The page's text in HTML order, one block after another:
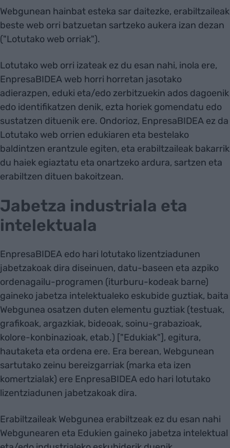
Webgunean hainbat esteka sar daitezke, erabiltzaileak
beste web orri batzuetan sartzeko aukera izan dezan
("Lotutako web orriak").
Lotutako web orri izateak ez du esan nahi, inola ere,
EnpresaBIDEA web horri horretan jasotako
adierazpen, eduki eta/edo zerbitzuekin ados dagoenik
edo identifikatzen denik, ezta horiek gomendatu edo
sustatzen dituenik ere. Ondorioz, EnpresaBIDEA ez da
Lotutako web orrien edukiaren eta bestelako
baldintzen erantzule egiten, eta erabiltzaileak bakarrik
du haiek egiaztatu eta onartzeko ardura, sartzen eta
erabiltzen dituen bakoitzean.
Jabetza industriala eta
intelektuala
EnpresaBIDEA edo hari lotutako lizentziadunen
jabetzakoak dira diseinuen, datu-baseen eta azpiko
ordenagailu-programen (iturburu-kodeak barne)
gaineko jabetza intelektualeko eskubide guztiak, baita
Webgunea osatzen duten elementu guztiak (testuak,
grafikoak, argazkiak, bideoak, soinu-grabazioak,
kolore-konbinazioak, etab.) ["Edukiak"], egitura,
hautaketa eta ordena ere. Era berean, Webgunean
sartutako zeinu bereizgarriak (marka eta izen
komertzialak) ere EnpresaBIDEA edo hari lotutako
lizentziadunen jabetzakoak dira.
Erabiltzaileak Webgunea erabiltzeak ez du esan nahi
Webgunearen eta Edukien gaineko jabetza intelektual